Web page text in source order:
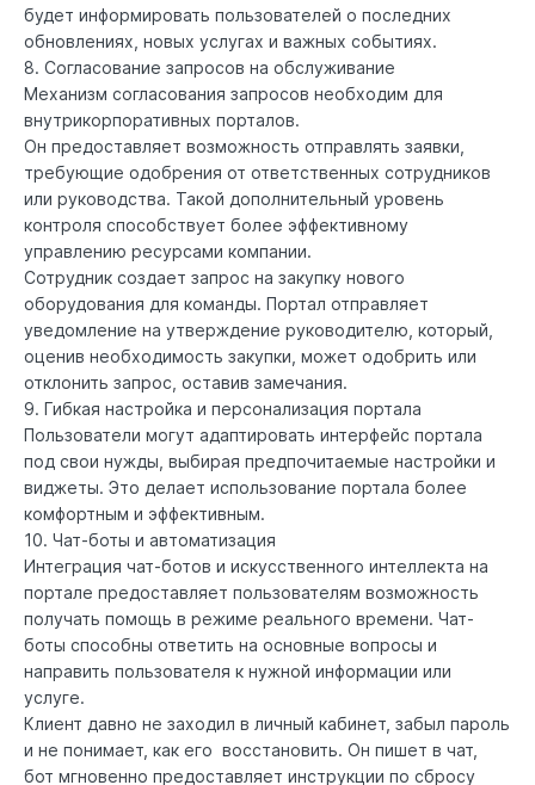
будет информировать пользователей о последних
обновлениях, новых услугах и важных событиях.
8. Согласование запросов на обслуживание
Механизм согласования запросов необходим для
внутрикорпоративных порталов.
Он предоставляет возможность отправлять заявки,
требующие одобрения от ответственных сотрудников
или руководства. Такой дополнительный уровень
контроля способствует более эффективному
управлению ресурсами компании.
Сотрудник создает запрос на закупку нового
оборудования для команды. Портал отправляет
уведомление на утверждение руководителю, который,
оценив необходимость закупки, может одобрить или
отклонить запрос, оставив замечания.
9. Гибкая настройка и персонализация портала
Пользователи могут адаптировать интерфейс портала
под свои нужды, выбирая предпочитаемые настройки и
виджеты. Это делает использование портала более
комфортным и эффективным.
10. Чат-боты и автоматизация
Интеграция чат-ботов и искусственного интеллекта на
портале предоставляет пользователям возможность
получать помощь в режиме реального времени. Чат-
боты способны ответить на основные вопросы и
направить пользователя к нужной информации или
услуге.
Клиент давно не заходил в личный кабинет, забыл пароль
и не понимает, как его восстановить. Он пишет в чат,
бот мгновенно предоставляет инструкции по сбросу